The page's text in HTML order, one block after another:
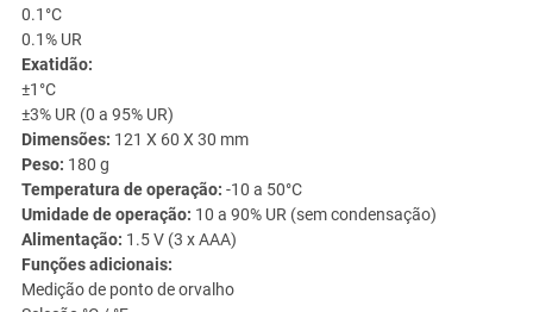
0.1°C
0.1% UR
Exatidão:
±1°C
±3% UR (0 a 95% UR)
Dimensões: 121 X 60 X 30 mm
Peso: 180 g
Temperatura de operação: -10 a 50°C
Umidade de operação: 10 a 90% UR (sem condensação)
Alimentação: 1.5 V (3 x AAA)
Funções adicionais:
Medição de ponto de orvalho